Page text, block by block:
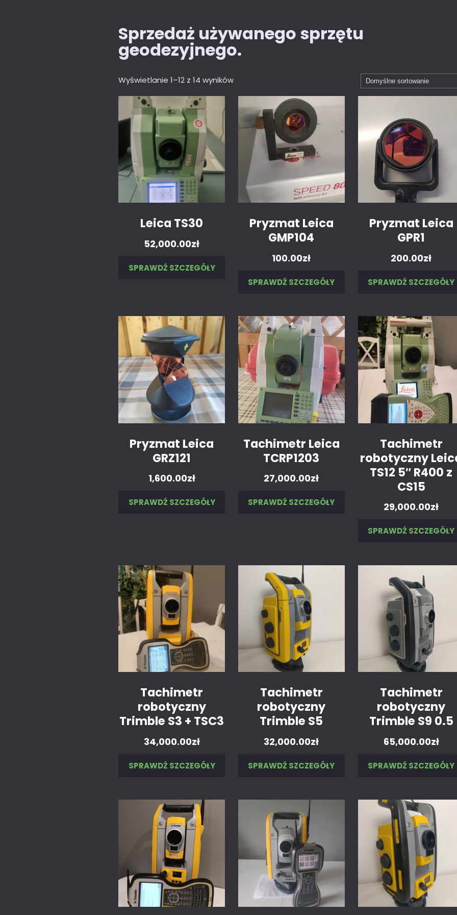
Sprzedaż używanego sprzętu
geodezyjnego.
Wyświetlanie 1–12 z 14 wyników
Leica TS30
52,000.00zł
SPRAWDŹ SZCZEGÓŁY
Pryzmat Leica
GMP104
100.00zł
SPRAWDŹ SZCZEGÓŁY
Pryzmat Leica
GPR1
200.00zł
SPRAWDŹ SZCZEGÓŁY
Pryzmat Leica
GRZ121
1,600.00zł
SPRAWDŹ SZCZEGÓŁY
Tachimetr Leica
TCRP1203
27,000.00zł
SPRAWDŹ SZCZEGÓŁY
Tachimetr
robotyczny
TS12 5″ R400 z
CS15
29,000.00zł
SPRAWDŹ SZCZEGÓŁY
Tachimetr
robotyczny
Trimble S3 + TSC3
34,000.00zł
SPRAWDŹ SZCZEGÓŁY
Tachimetr
robotyczny
Trimble S5
32,000.00zł
SPRAWDŹ SZCZEGÓŁY
Tachimetr
robotyczny
Trimble S9 0.5
65,000.00zł
SPRAWDŹ SZCZEGÓŁY